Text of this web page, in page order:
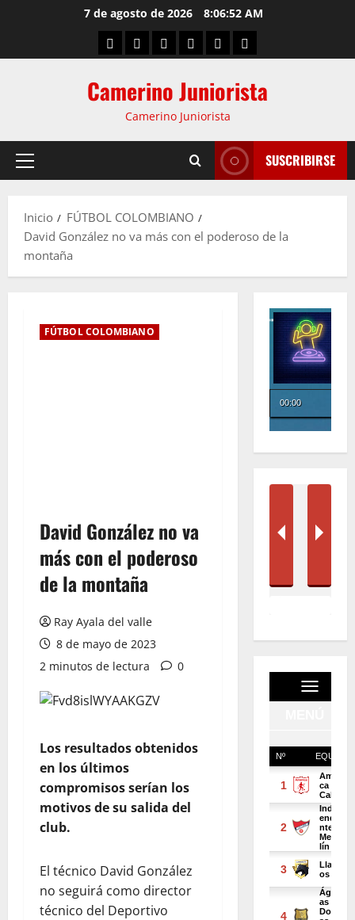
7 de agosto de 2026 8:06:52 AM
Camerino Juniorista
Camerino Juniorista
SUSCRIBIRSE
Inicio
FÚTBOL COLOMBIANO
David González no va más con el poderoso de la
montaña
FÚTBOL COLOMBIANO
David González no va
más con el poderoso
de la montaña
Ray Ayala del valle
8 de mayo de 2023
2 minutos de lectura
0
Los resultados obtenidos
en los últimos
compromisos serían los
motivos de su salida del
club.
El técnico David González
no seguirá como director
técnico del Deportivo